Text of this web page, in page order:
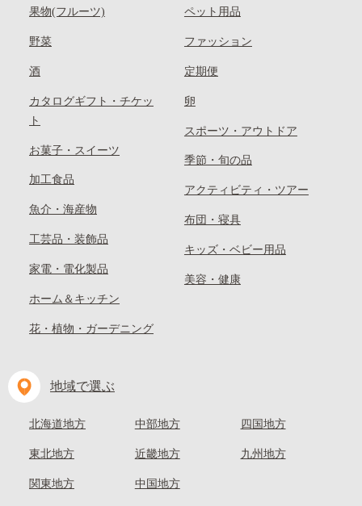
果物(フルーツ)
野菜
酒
カタログギフト・チケッ
ト
お菓子・スイーツ
加工食品
魚介・海産物
工芸品・装飾品
家電・電化製品
ホーム＆キッチン
花・植物・ガーデニング
ペット用品
ファッション
定期便
卵
スポーツ・アウトドア
季節・旬の品
アクティビティ・ツアー
布団・寝具
キッズ・ベビー用品
美容・健康
地域で選ぶ
北海道地方
東北地方
関東地方
中部地方
近畿地方
中国地方
四国地方
九州地方